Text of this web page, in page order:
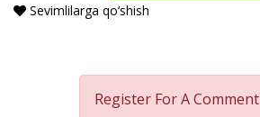
Sevimlilarga qo‘shish
Register For A Comment